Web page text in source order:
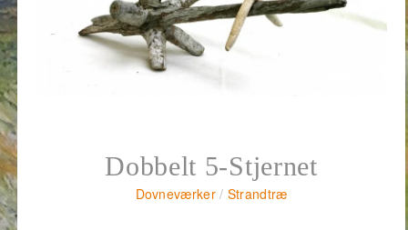
Dobbelt 5-Stjernet
Dovneværker/ Strandtræ